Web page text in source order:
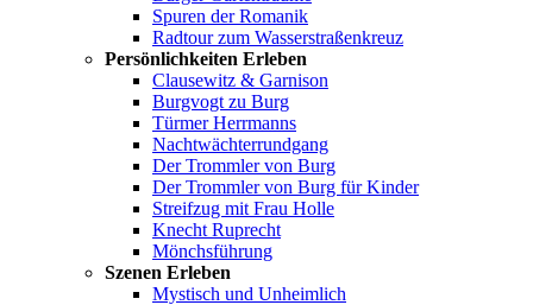
Spuren der Romanik
Radtour zum Wasserstraßenkreuz
Persönlichkeiten Erleben
Clausewitz & Garnison
Burgvogt zu Burg
Türmer Herrmanns
Nachtwächterrundgang
Der Trommler von Burg
Der Trommler von Burg für Kinder
Streifzug mit Frau Holle
Knecht Ruprecht
Mönchsführung
Szenen Erleben
Mystisch und Unheimlich